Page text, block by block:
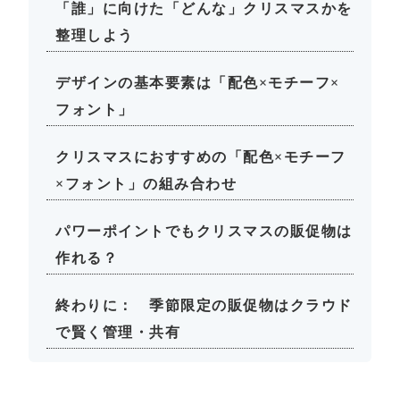
「誰」に向けた「どんな」クリスマスかを
整理しよう
デザインの基本要素は「配色×モチーフ×
フォント」
クリスマスにおすすめの「配色×モチーフ
×フォント」の組み合わせ
パワーポイントでもクリスマスの販促物は
作れる？
終わりに： 季節限定の販促物はクラウド
で賢く管理・共有